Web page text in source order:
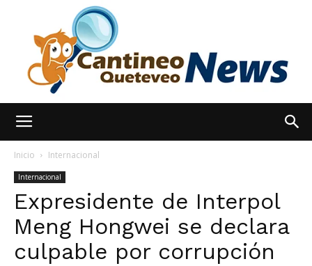
Noticias
hoy
Inicio Internacional
Internacional
Expresidente de Interpol
Meng Hongwei se declara
culpable por corrupción